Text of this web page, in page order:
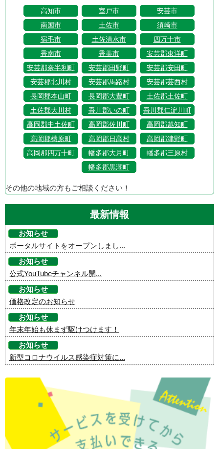
高知市 室戸市
安芸市
南国市
土佐市
須崎市
宿毛市
土佐清水市
四万十市
香南市
香美市
安芸郡東洋町
安芸郡奈半利町
安芸郡田野町
安芸郡安田町
安芸郡北川村
安芸郡馬路村
安芸郡芸西村
長岡郡本山町
長岡郡大豊町
土佐郡土佐町
土佐郡大川村
吾川郡いの町
吾川郡仁淀川町
高岡郡中土佐町
高岡郡佐川町
高岡郡越知町
高岡郡檮原町
高岡郡日高村
高岡郡津野町
高岡郡四万十町
幡多郡大月町
幡多郡三原村
幡多郡黒潮町
その他の地域の方もご相談ください！
最新情報
お知らせ
ポータルサイトをオープンしまし...
お知らせ
公式YouTubeチャンネル開...
お知らせ
価格改定のお知らせ
お知らせ
年末年始も休まず駆けつけます！
お知らせ
新型コロナウイルス感染症対策に...